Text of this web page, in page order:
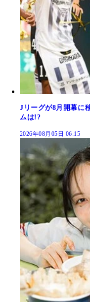
Jリーグが8月開幕に
ムは!?
2026年08月05日 06:15